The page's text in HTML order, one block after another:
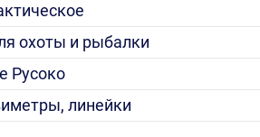
охоты и рыбалки
Русоко
линейки